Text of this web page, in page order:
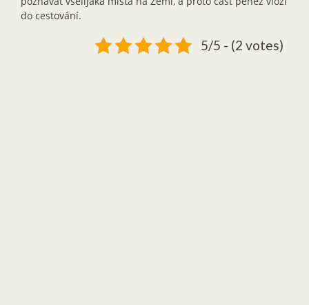
do cestování.
5/5 - (2 votes)